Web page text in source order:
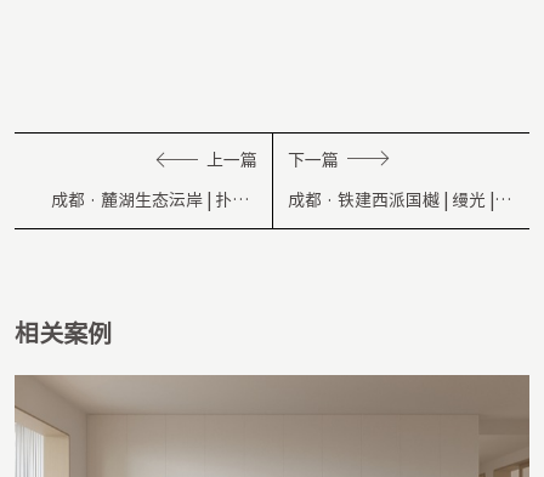
上一篇
成都 · 麓湖生态沄岸 | 扑樾 |
204㎡
下一篇
成都 · 铁建西派国樾 | 缦光 |
181㎡
相关案例